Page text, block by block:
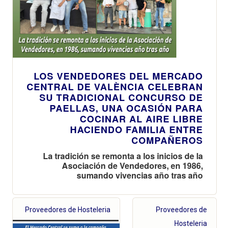
LOS VENDEDORES DEL MERCADO
CENTRAL DE VALÈNCIA CELEBRAN
SU TRADICIONAL CONCURSO DE
PAELLAS, UNA OCASIÓN PARA
COCINAR AL AIRE LIBRE
HACIENDO FAMILIA ENTRE
COMPAÑEROS
La tradición se remonta a los inicios de la
Asociación de Vendedores, en 1986,
sumando vivencias año tras año
Proveedores de Hosteleria
Proveedores de
Hosteleria